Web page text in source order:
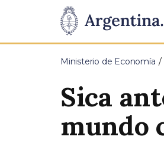
Presidencia
de
Pasar al contenido principal
Ministerio de Economía
Sica
mundo